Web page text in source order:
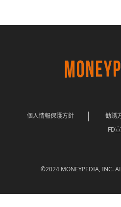
個人情報保護方針 勧誘
FD
©2024 MONEYPEDIA, INC.